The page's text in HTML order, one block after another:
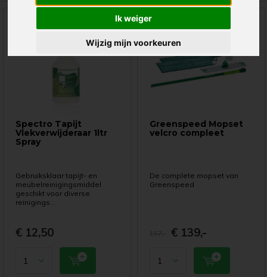
Ik weiger
Wijzig mijn voorkeuren
Spectro Tapijt
Vlekverwijderaar 1ltr
Spray
Gebruiksklaar tapijt- en
meubelreinigingsmiddel
geschikt voor diverse
reinigings...
€ 12,50
Greenspeed Mopset
velcro compleet
De complete mopset van
Greenspeed
€ 139,-